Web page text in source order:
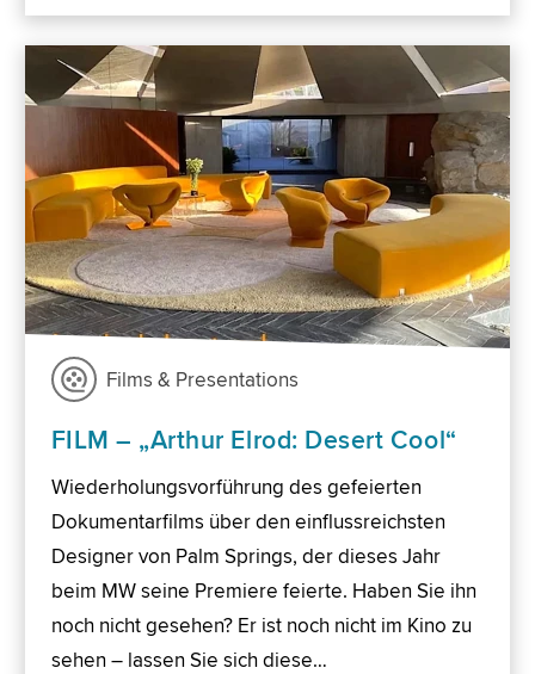
Films & Presentations
FILM – „Arthur Elrod: Desert Cool“
Wiederholungsvorführung des gefeierten
Dokumentarfilms über den einflussreichsten
Designer von Palm Springs, der dieses Jahr
beim MW seine Premiere feierte. Haben Sie ihn
noch nicht gesehen? Er ist noch nicht im Kino zu
sehen – lassen Sie sich diese…